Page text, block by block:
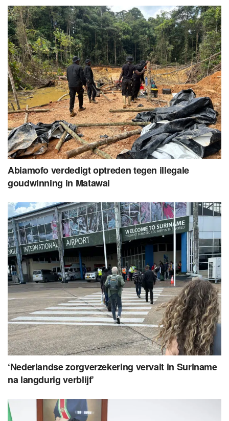
Abiamofo verdedigt optreden tegen illegale
goudwinning in Matawai
‘Nederlandse zorgverzekering vervalt in Suriname
na langdurig verblijf’